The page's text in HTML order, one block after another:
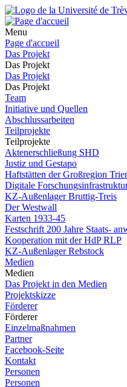
Menu
Page d'accueil
Das Projekt
Das Projekt
Das Projekt
Das Projekt
Team
Initiative und Quellen
Abschlussarbeiten
Teilprojekte
Teilprojekte
Aktenerschließung SHD
Justiz und Gestapo
Haftstätten der Großregion Trier
Digitale
KZ-Außenlager Bruttig-Treis
Der Westwall
Karten 1933-45
Festschrift 200 Jahre Staats-
Kooperation mit der HdP RLP
KZ-Außenlager Rebstock
Medien
Medien
Das Projekt in den Medien
Projektskizze
Förderer
Förderer
Einzelmaßnahmen
Partner
Facebook-Seite
Kontakt
Personen
Personen